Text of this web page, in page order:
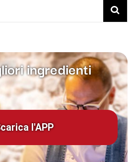
ingredienti
l'APP